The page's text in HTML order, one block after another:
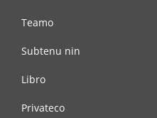
Teamo
Subtenu nin
Libro
Privateco